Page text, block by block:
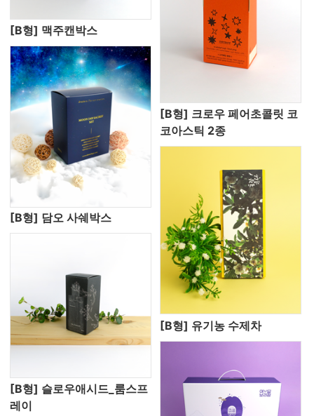
[B형] 맥주캔박스
[B형] 담오 사쉐박스
[B형] 크로우 페어초콜릿 코
코아스틱 2종
[B형] 슬로우애시드_룸스프
레이
[B형] 유기농 수제차